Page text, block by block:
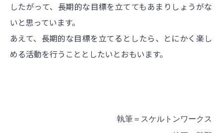
したがって、長期的な目標を立ててもあまりしょうがな
いと思っています。
あえて、長期的な目標を立てるとしたら、とにかく楽し
める活動を行うこととしたいとおもいます。
執筆＝スケルトンワークス